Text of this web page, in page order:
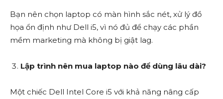
Bạn nên chọn laptop có màn hình sắc nét, xử lý đồ
họa ổn định như Dell i5, vì nó đủ để chạy các phần
mềm marketing mà không bị giật lag.
Lập trình nên mua laptop nào để dùng lâu dài?
Một chiếc Dell Intel Core i5 với khả năng nâng cấp